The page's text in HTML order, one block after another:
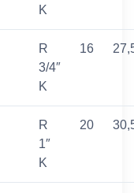
K
R
3/4″
K
16
R
1″
K
20